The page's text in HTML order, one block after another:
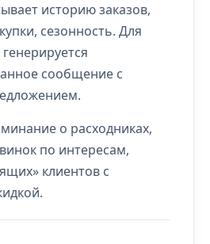
историю заказов,
сезонность. Для
сообщение с
о расходниках,
по интересам,
клиентов с